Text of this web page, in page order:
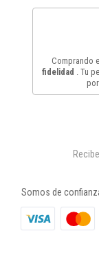
Comprando
fidelidad
. Tu
Somos de